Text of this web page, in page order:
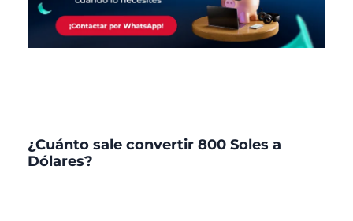
¿Cuánto sale convertir 800 Soles a
Dólares?